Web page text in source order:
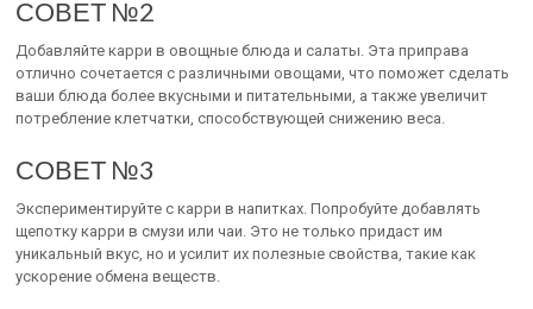
СОВЕТ №2
Добавляйте карри в овощные блюда и салаты. Эта приправа
отлично сочетается с различными овощами, что поможет сделать
ваши блюда более вкусными и питательными, а также увеличит
потребление клетчатки, способствующей снижению веса.
СОВЕТ №3
Экспериментируйте с карри в напитках. Попробуйте добавлять
щепотку карри в смузи или чаи. Это не только придаст им
уникальный вкус, но и усилит их полезные свойства, такие как
ускорение обмена веществ.